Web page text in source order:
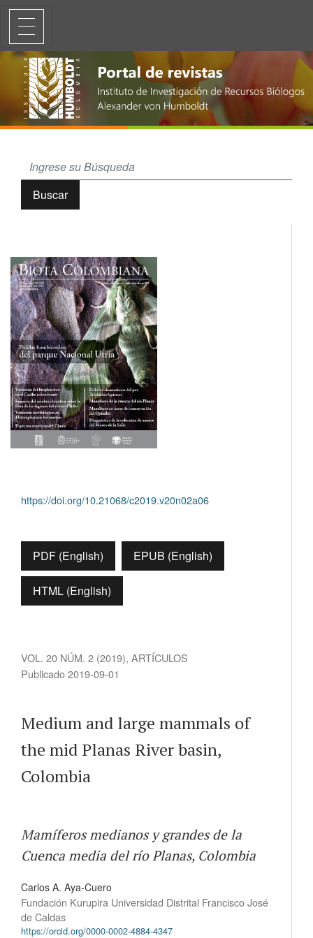
Mamíferos medianos y grandes de la Cuenca media del río Planas,
Buscar
https://doi.org/10.21068/c2019.v20n02a06
VOL. 20 NÚM. 2 (2019), ARTÍCULOS
Medium and large mammals of
the mid Planas River basin,
Colombia
Mamíferos medianos y grandes de la
Cuenca media del río Planas, Colombia
Publicado 2019-09-01
Carlos A. Aya-Cuero
Fundación Kurupira Universidad Distrital Francisco José
de Caldas
https://orcid.org/0000-0002-4884-4347
PDF (English) EPUB (English)
HTML (English)